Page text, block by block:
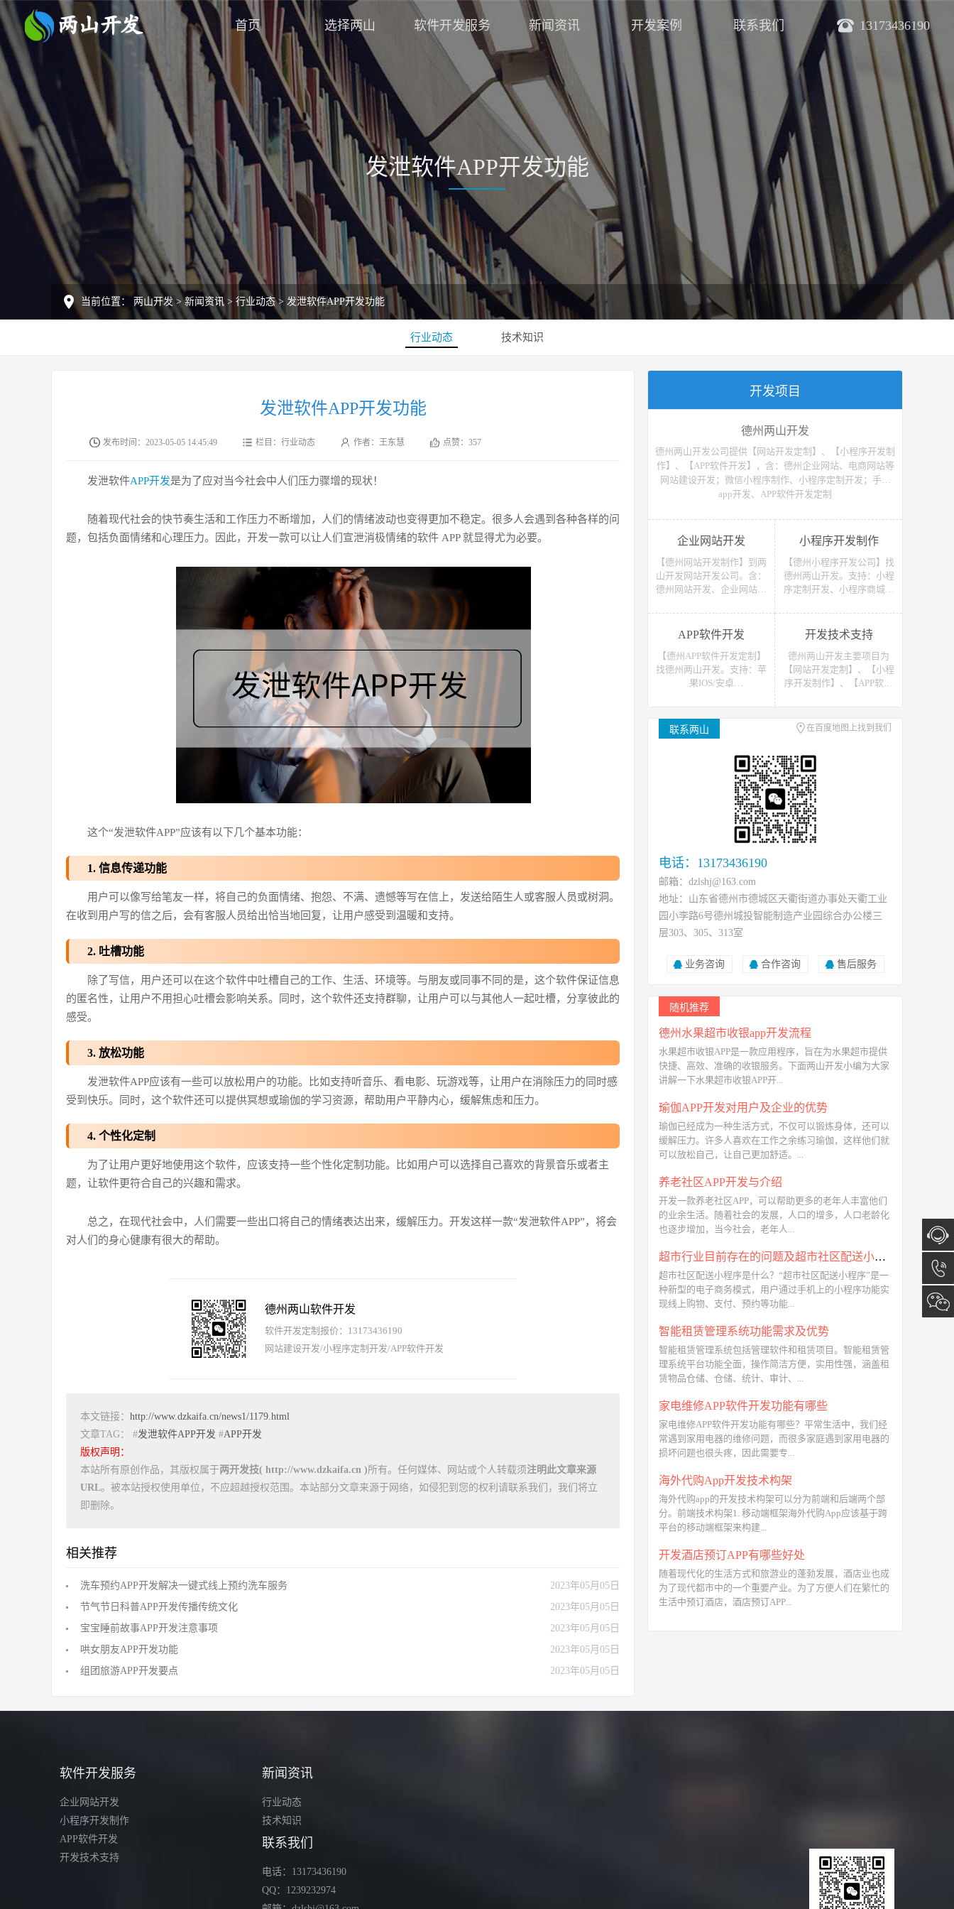
13173436190
首页 选择两山 软件开发服务 新闻资讯 开发案例 联系我们
发泄软件APP开发功能
当前位置： 两山开发 >新闻资讯 > 行业动态> 发泄软件APP开发功能
行业动态 技术知识
发泄软件APP开发功能
发布时间：2023-05-05 14:45:49 栏目：行业动态 作者：王东慧 点赞： 357
发泄软件APP开发是为了应对当今社会中人们压力骤增的现状！
随着现代社会的快节奏生活和工作压力不断增加，人们的情绪波动也变得更加不稳定。很多人会遇到各种各样的问
题，包括负面情绪和心理压力。因此，开发一款可以让人们宣泄消极情绪的软件 APP 就显得尤为必要。
这个“发泄软件APP”应该有以下几个基本功能：
1. 信息传递功能
用户可以像写给笔友一样，将自己的负面情绪、抱怨、不满、遗憾等写在信上，发送给陌生人或客服人员或树洞。
在收到用户写的信之后，会有客服人员给出恰当地回复，让用户感受到温暖和支持。
2. 吐槽功能
除了写信，用户还可以在这个软件中吐槽自己的工作、生活、环境等。与朋友或同事不同的是，这个软件保证信息
的匿名性，让用户不用担心吐槽会影响关系。同时，这个软件还支持群聊，让用户可以与其他人一起吐槽，分享彼此的
感受。
3. 放松功能
发泄软件APP应该有一些可以放松用户的功能。比如支持听音乐、看电影、玩游戏等，让用户在消除压力的同时感
受到快乐。同时，这个软件还可以提供冥想或瑜伽的学习资源，帮助用户平静内心，缓解焦虑和压力。
4. 个性化定制
为了让用户更好地使用这个软件，应该支持一些个性化定制功能。比如用户可以选择自己喜欢的背景音乐或者主
题，让软件更符合自己的兴趣和需求。
总之，在现代社会中，人们需要一些出口将自己的情绪表达出来，缓解压力。开发这样一款“发泄软件APP”，将会
对人们的身心健康有很大的帮助。
德州两山软件开发
软件开发定制报价：13173436190
网站建设开发/小程序定制开发/APP软件开发
本文链接： http://www.dzkaifa.cn/news1/1179.html
文章TAG： #发泄软件APP开发 #APP开发
版权声明：
本站所有原创作品，其版权属于两开发技( http://www.dzkaifa.cn )所有。任何媒体、网站或个人转载须注明此文章来源
URL。被本站授权使用单位，不应超越授权范围。本站部分文章来源于网络，如侵犯到您的权利请联系我们，我们将立
即删除。
相关推荐
洗车预约APP开发解决一键式线上预约洗车服务
2023年05月05日
节气节日科普APP开发传播传统文化
2023年05月05日
宝宝睡前故事APP开发注意事项
2023年05月05日
哄女朋友APP开发功能
2023年05月05日
组团旅游APP开发要点
2023年05月05日
开发项目
德州两山开发
德州两山开发公司提供【网站开发定制】、【小程序开发制
作】、【APP软件开发】，含：德州企业网站、电商网站等
网站建设开发；微信小程序制作、小程序定制开发；手机
app开发、APP软件开发定制
企业网站开发
【德州网站开发制作】到两
山开发网站开发公司。含：
德州网站开发、企业网站开
务网站开发、网上商城网站
开发、网站建设开发等，网
站开发报价请联系我们
小程序开发制作
【德州小程序开发公司】找
德州两山开发。支持：小程
序定制开发、小程序商城开
音）小程序开发制作。获取
小程序开发教程、小程序开
发报价请联系我们
APP软件开发
【德州APP软件开发定制】
找德州两山开发。支持：苹
果IOS/安卓
APP、API开发、H5单页等
移动终端软件开发产品定
开发技术支持
德州两山开发主要项目为
【网站开发定制】、【小程
序开发制作】、【APP软件
发技术支援，可接如上相关
类数据、开发、运维、托管
联系两山 在百度地图上找到我们
电话：13173436190
邮箱：dzlshj@163.com
地址：山东省德州市德城区天衢街道办事处天衢工业
园小李路6号德州城投智能制造产业园综合办公楼三
层303、305、313室
业务咨询 合作咨询 售后服务
随机推荐
德州水果超市收银app开发流程
水果超市收银APP是一款应用程序，旨在为水果超市提供
快捷、高效、准确的收银服务。下面两山开发小编为大家
讲解一下水果超市收银APP开...
瑜伽APP开发对用户及企业的优势
瑜伽已经成为一种生活方式，不仅可以锻炼身体，还可以
缓解压力。许多人喜欢在工作之余练习瑜伽，这样他们就
可以放松自己，让自己更加舒适。...
养老社区APP开发与介绍
开发一款养老社区APP，可以帮助更多的老年人丰富他们
的业余生活。随着社会的发展，人口的增多，人口老龄化
也逐步增加，当今社会，老年人...
超市行业目前存在的问题及超市社区配送小程序的优势
超市社区配送小程序是什么？“超市社区配送小程序”是一
种新型的电子商务模式，用户通过手机上的小程序功能实
现线上购物、支付、预约等功能...
智能租赁管理系统功能需求及优势
智能租赁管理系统包括管理软件和租赁项目。智能租赁管
理系统平台功能全面，操作简洁方便，实用性强，涵盖租
赁物品仓储、仓储、统计、审计、...
家电维修APP软件开发功能有哪些
家电维修APP软件开发功能有哪些？平常生活中，我们经
常遇到家用电器的维修问题，而很多家庭遇到家用电器的
损坏问题也很头疼，因此需要专...
海外代购App开发技术构架
海外代购app的开发技术构架可以分为前端和后端两个部
分。前端技术构架1. 移动端框架海外代购App应该基于跨
平台的移动端框架来构建...
开发酒店预订APP有哪些好处
随着现代化的生活方式和旅游业的蓬勃发展，酒店业也成
为了现代都市中的一个重要产业。为了方便人们在繁忙的
生活中预订酒店，酒店预订APP...
软件开发服务
企业网站开发
小程序开发制作
APP软件开发
开发技术支持
新闻资讯
行业动态
技术知识
联系我们
电话：13173436190
QQ：1239232974
在线咨
询